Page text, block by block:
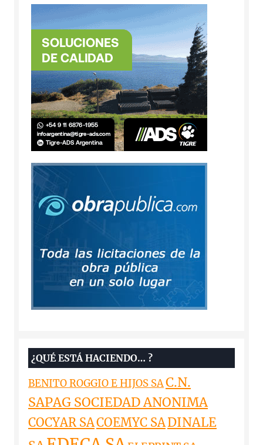
¿QUÉ ESTÁ HACIENDO… ?
BENITO ROGGIO E HIJOS SAC.N.
SAPAG SOCIEDAD ANONIMA
COCYAR SACOEMYC SADINALE